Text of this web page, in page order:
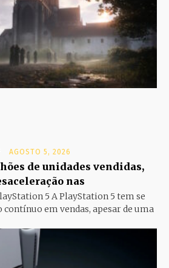
AGOSTO 5, 2026
de unidades vendidas,
nas
5 A PlayStation 5 tem se
em vendas, apesar de uma